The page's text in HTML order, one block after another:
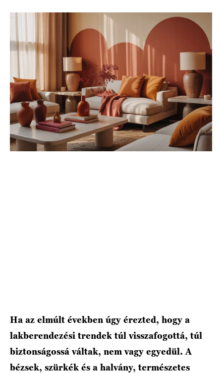
Ha az elmúlt években úgy érezted, hogy a
lakberendezési trendek túl visszafogottá, túl
biztonságossá váltak, nem vagy egyedül. A
bézsek, szürkék és a halvány, természetes